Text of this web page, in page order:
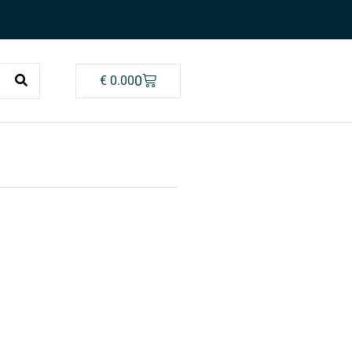
€0.000